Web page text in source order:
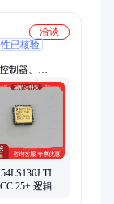
洽谈
已核验
制器、
器件
TI
25+ 逻辑器